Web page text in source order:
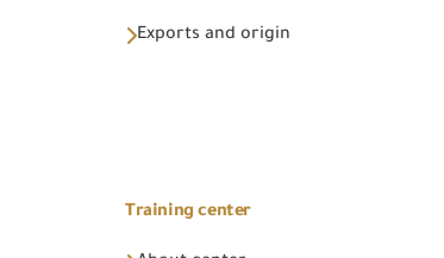
Exports and origin
Training center